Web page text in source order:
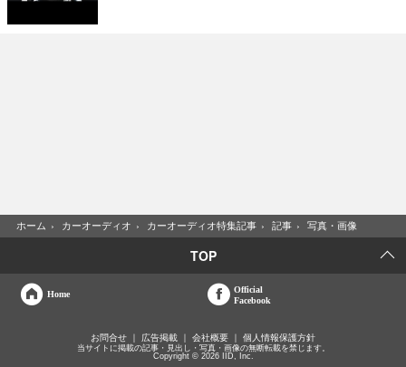
ホーム › カーオーディオ › カーオーディオ特集記事 › 記事 › 写真・画像
TOP
Home
Official
Facebook
お問合せ 広告掲載 会社概要 個人情報保護方針
当サイトに掲載の記事・見出し・写真・画像の無断転載を禁じます。
Copyright © 2026 IID, Inc.